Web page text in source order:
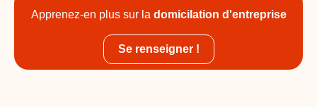
Apprenez-en plus sur la domicilation d'entreprise
Se renseigner !